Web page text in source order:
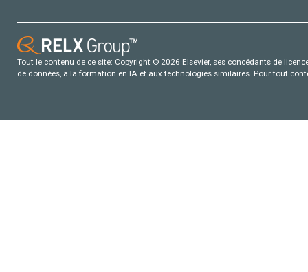
Tout le contenu de ce site: Copyright © 2026 Elsevier, ses concédants de
de données, a la formation en IA et aux technologies similaires. Pour tout